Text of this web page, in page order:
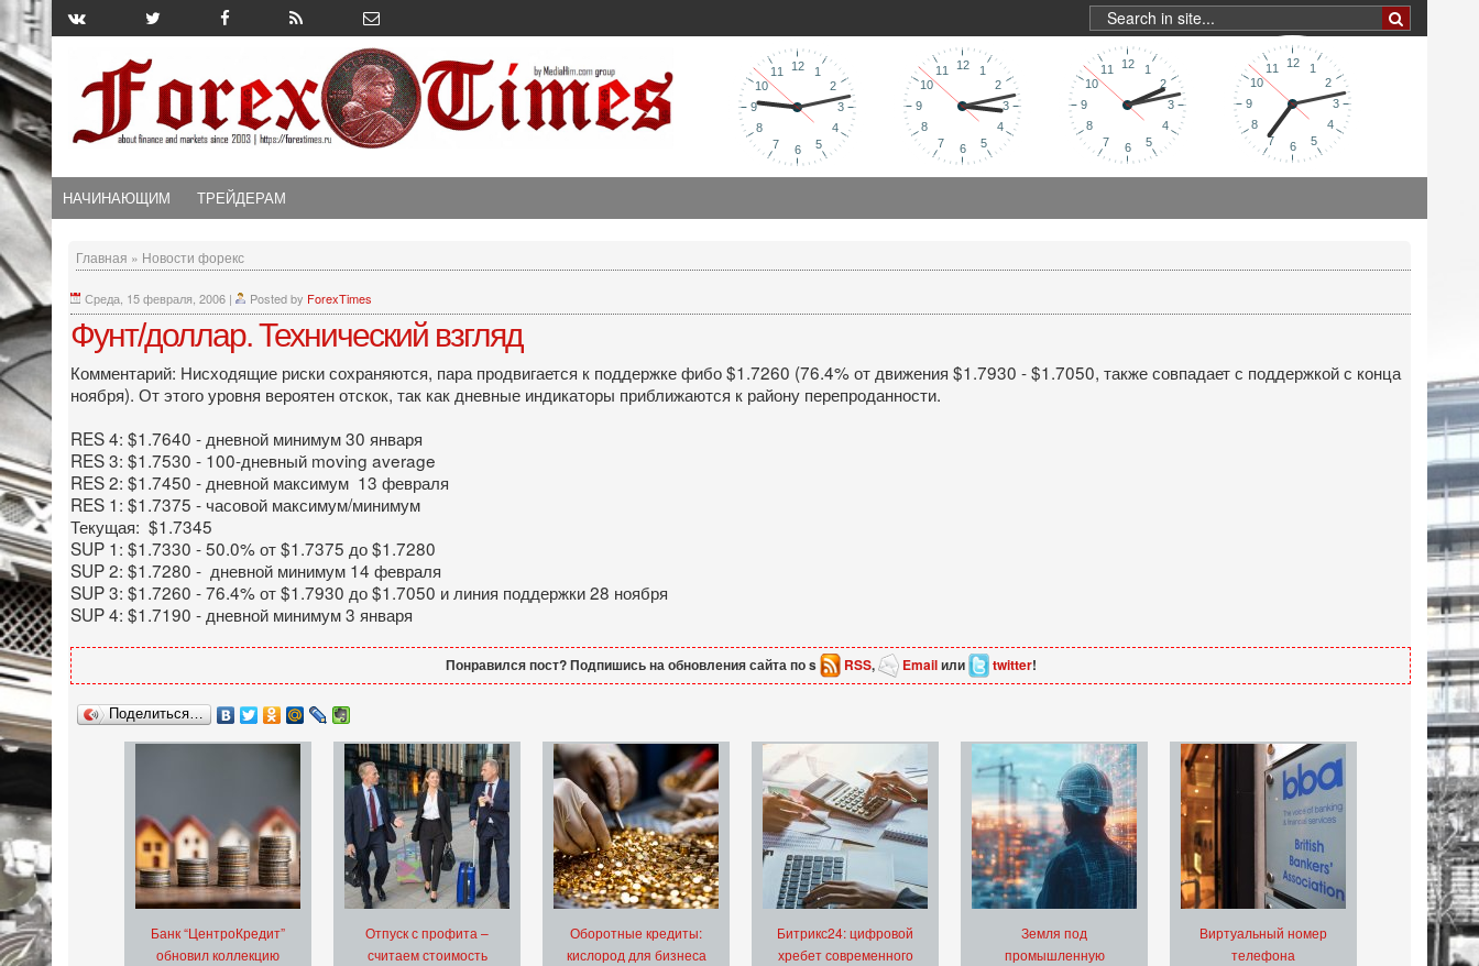
НАЧИНАЮЩИМ ТРЕЙДЕРАМ
Главная » Новости форекс
Среда, 15 февраля, 2006 | Posted by ForexTimes
Фунт/доллар. Технический взгляд
Комментарий: Нисходящие риски сохраняются, пара продвигается к поддержке фибо $1.7260 (76.4% от движения $1.7930 - $1.7050, также совпадает с поддержкой с конца
ноября). От этого уровня вероятен отскок, так как дневные индикаторы приближаются к району перепроданности.
RES 4: $1.7640 - дневной минимум 30 января
RES 3: $1.7530 - 100-дневный moving average
RES 2: $1.7450 - дневной максимум 13 февраля
RES 1: $1.7375 - часовой максимум/минимум
Текущая: $1.7345
SUP 1: $1.7330 - 50.0% от $1.7375 до $1.7280
SUP 2: $1.7280 - дневной минимум 14 февраля
SUP 3: $1.7260 - 76.4% от $1.7930 до $1.7050 и линия поддержки 28 ноября
SUP 4: $1.7190 - дневной минимум 3 января
Понравился пост? Подпишись на обновления сайта по s RSS, Emailили twitter!
Поделиться…
Банк “ЦентроКредит”
обновил коллекцию
Отпуск с профита –
считаем стоимость
Оборотные кредиты:
кислород для бизнеса
Битрикс24: цифровой
хребет современного
Земля под
промышленную
Виртуальный номер
телефона